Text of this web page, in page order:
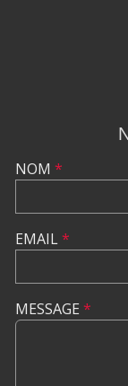
NOM *
EMAIL*
MESSAGE *